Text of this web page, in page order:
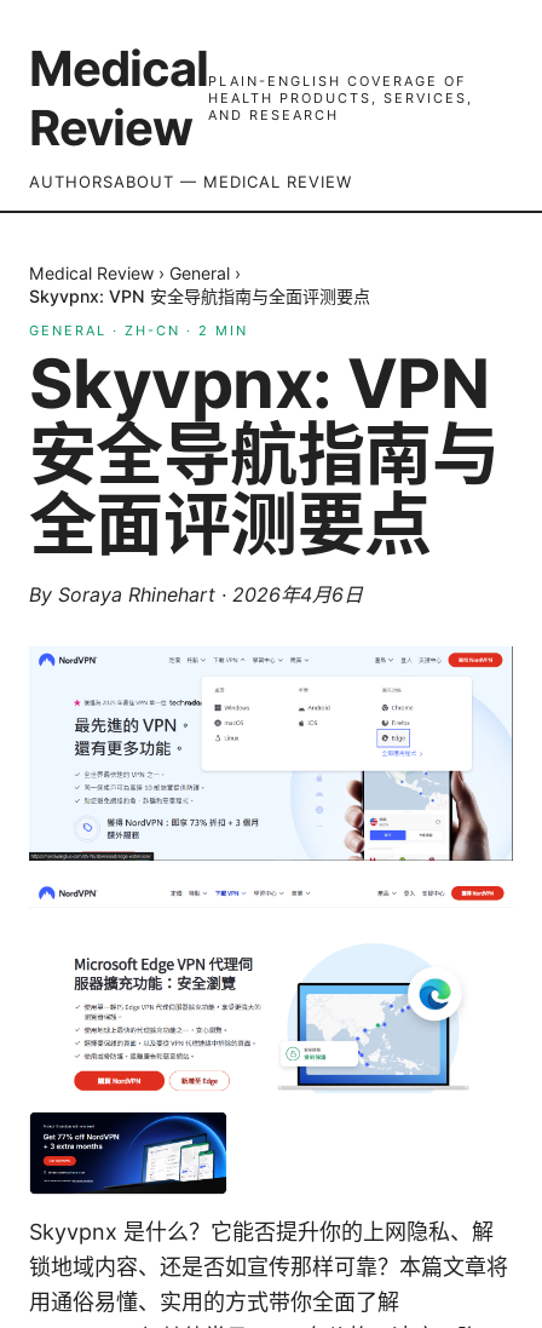
Medical
Review
PLAIN-ENGLISH COVERAGE OF
HEALTH PRODUCTS, SERVICES,
AND RESEARCH
AUTHORSABOUT — MEDICAL REVIEW
Medical Review › General ›
Skyvpnx: VPN 安全导航指南与全面评测要点
GENERAL · ZH-CN · 2 MIN
Skyvpnx: VPN
安全导航指南与
全面评测要点
By Soraya Rhinehart · 2026年4月6日
Skyvpnx 是什么？它能否提升你的上网隐私、解
锁地域内容、还是否如宣传那样可靠？本篇文章将
用通俗易懂、实用的方式带你全面了解